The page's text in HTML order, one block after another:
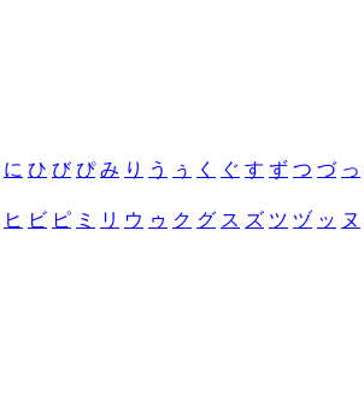
に ひ び ぴ み り う ぅ く ぐ す ず つ づ っ
ヒ ビ ピ ミ リ ウ ゥ ク グ ス ズ ツ ヅ ッ ヌ